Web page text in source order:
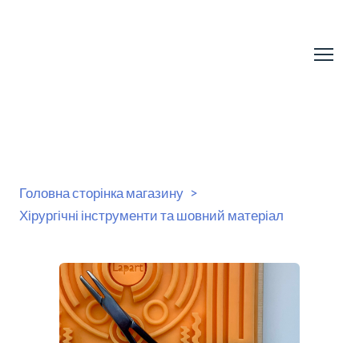
Головна сторінка магазину
Хірургічні інструменти та шовний матеріал